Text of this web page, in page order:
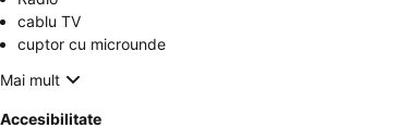
cablu TV
cuptor cu microunde
Mai mult
Accesibilitate